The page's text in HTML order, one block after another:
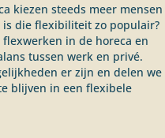
kiezen steeds meer mensen
die flexibiliteit zo populair?
in de horeca en
tussen werk en privé.
er zijn en delen we
blijven in een flexibele